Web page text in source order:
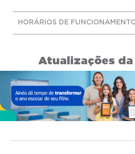
HORÁRIOS DE
Atualizações da